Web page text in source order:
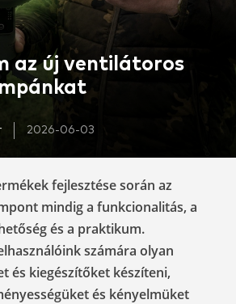
az új ventilátoros
2026-06-03
fejlesztése során az
mindig a funkcionalitás, a
és a praktikum.
számára olyan
és kiegészítőket készíteni,
és kényelmüket